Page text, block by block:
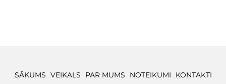
SĀKUMS VEIKALS PAR MUMS NOTEIKUMI KONTAKTI